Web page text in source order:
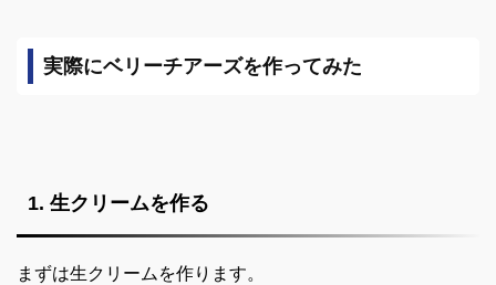
実際にベリーチアーズを作ってみた
1. 生クリームを作る
まずは生クリームを作ります。